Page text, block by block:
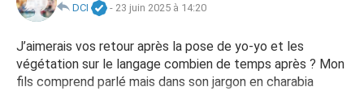
DCI
- 23 juin 2025 à 14:20
J’aimerais vos retour après la pose de yo-yo et les
végétation sur le langage combien de temps après ? Mon
fils comprend parlé mais dans son jargon en charabia